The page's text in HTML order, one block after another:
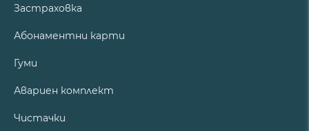
Застраховка
Абонаментни карти
Гуми
Авариен комплект
Чистачки